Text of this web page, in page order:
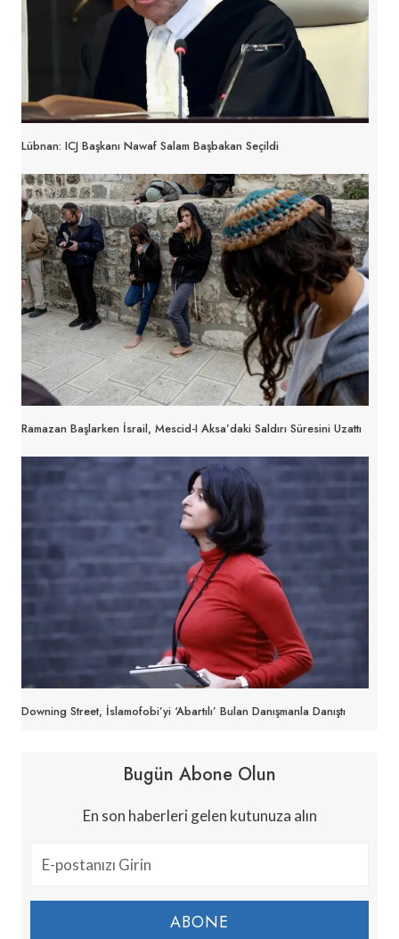
Lübnan: ICJ Başkanı Nawaf Salam Başbakan Seçildi
Ramazan Başlarken İsrail, Mescid-I Aksa’daki Saldırı Süresini Uzattı
Downing Street, İslamofobi’yi ‘abartılı’ Bulan Danışmanla Danıştı
Bugün Abone Olun
En son haberleri gelen kutunuza alın
ABONE